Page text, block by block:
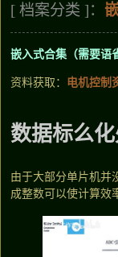
[ 档案分类 ]：
嵌入式合集（需要语
资料获取： 电机控制
数据标么
由于大部分单片机并
成整数可以使计算效